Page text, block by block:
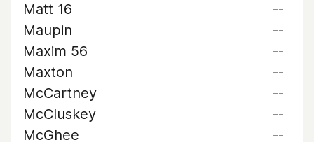
Matt 16
--
Maupin
--
Maxim 56
--
Maxton
--
McCartney
--
McCluskey
--
McGhee
--